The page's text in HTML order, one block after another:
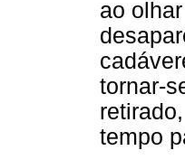
ao
tornar-
tempo